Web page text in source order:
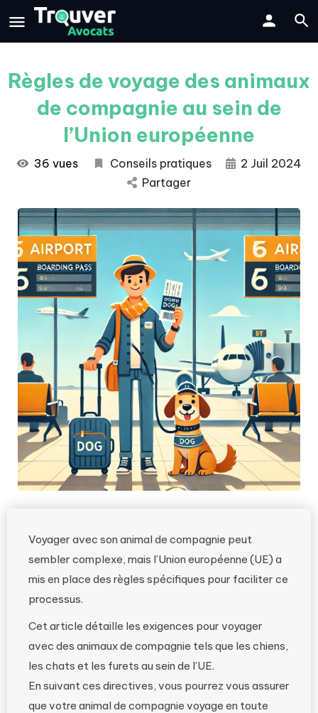
Règles de voyage des animaux
de compagnie au sein de
l’Union européenne
36 vues Conseils pratiques
2 Juil 2024
Partager
Voyager avec son animal de compagnie peut
sembler complexe, mais l’Union européenne (UE) a
mis en place des règles spécifiques pour faciliter ce
processus.
Cet article détaille les exigences pour voyager
avec des animaux de compagnie tels que les chiens,
les chats et les furets au sein de l’UE.
En suivant ces directives, vous pourrez vous assurer
que votre animal de compagnie voyage en toute